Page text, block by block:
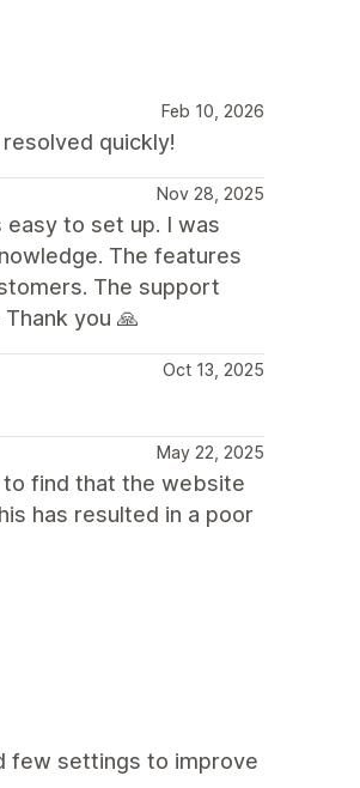
Feb 10, 2026
quickly!
Nov 28, 2025
to set up. I was
The features
The support
you 🙏
Oct 13, 2025
May 22, 2025
to find that the website
has resulted in a poor
few settings to improve